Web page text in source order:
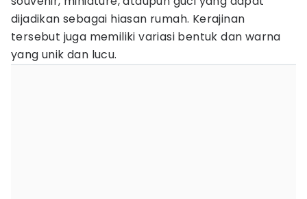
dijadikan sebagai hiasan rumah. Kerajinan
tersebut juga memiliki variasi bentuk dan warna
yang unik dan lucu.